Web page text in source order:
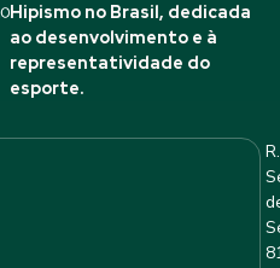
Hipismo no Brasil, dedicada
ao desenvolvimento e à
representatividade do
esporte.
R.